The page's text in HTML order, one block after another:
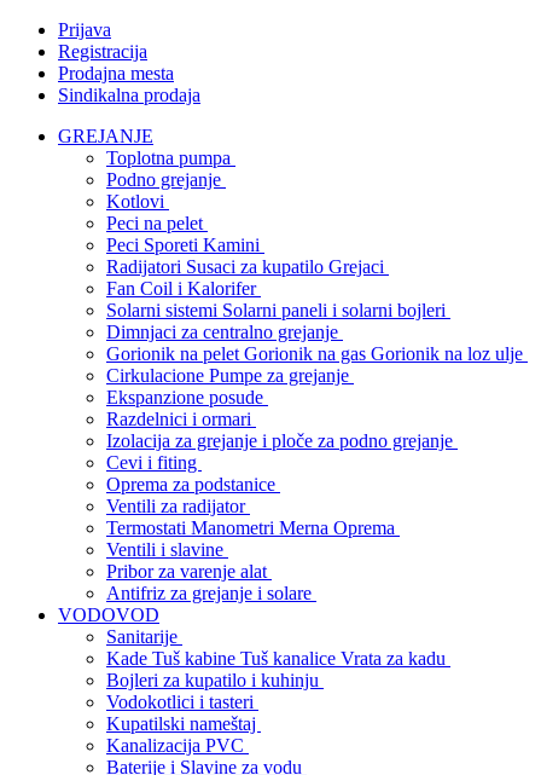
Prijava
Registracija
Prodajna mesta
Sindikalna prodaja
GREJANJE
Toplotna pumpa
Podno grejanje
Kotlovi
Peci na pelet
Peci Sporeti Kamini
Radijatori Susaci za kupatilo Grejaci
Fan Coil i Kalorifer
Solarni sistemi Solarni paneli i solarni bojleri
Dimnjaci za centralno grejanje
Gorionik na pelet Gorionik na gas Gorionik na loz ulje
Cirkulacione Pumpe za grejanje
Ekspanzione posude
Razdelnici i ormari
Izolacija za grejanje i ploče za podno grejanje
Cevi i fiting
Oprema za podstanice
Ventili za radijator
Termostati Manometri Merna Oprema
Ventili i slavine
Pribor za varenje alat
Antifriz za grejanje i solare
VODOVOD
Sanitarije
Kade Tuš kabine Tuš kanalice Vrata za kadu
Bojleri za kupatilo i kuhinju
Vodokotlici i tasteri
Kupatilski nameštaj
Kanalizacija PVC
Baterije i Slavine za vodu